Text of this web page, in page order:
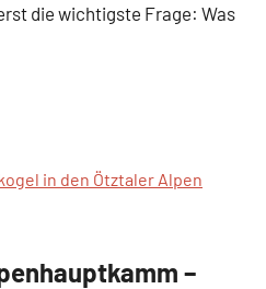
die wichtigste Frage: Was
–